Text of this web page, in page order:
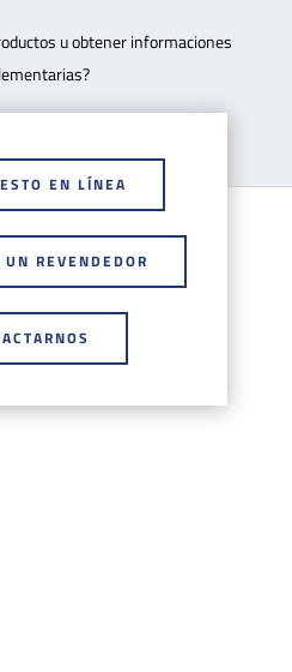
u obtener informaciones
EN LÍNEA
REVENDEDOR